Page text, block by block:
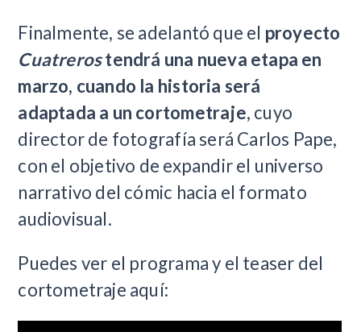
Finalmente, se adelantó que el proyecto
Cuatrerostendrá una nueva etapa en
marzo, cuando la historia será
adaptada a un cortometraje, cuyo
director de fotografía será Carlos Pape,
con el objetivo de expandir el universo
narrativo del cómic hacia el formato
audiovisual.
Puedes ver el programa y el teaser del
cortometraje aquí: